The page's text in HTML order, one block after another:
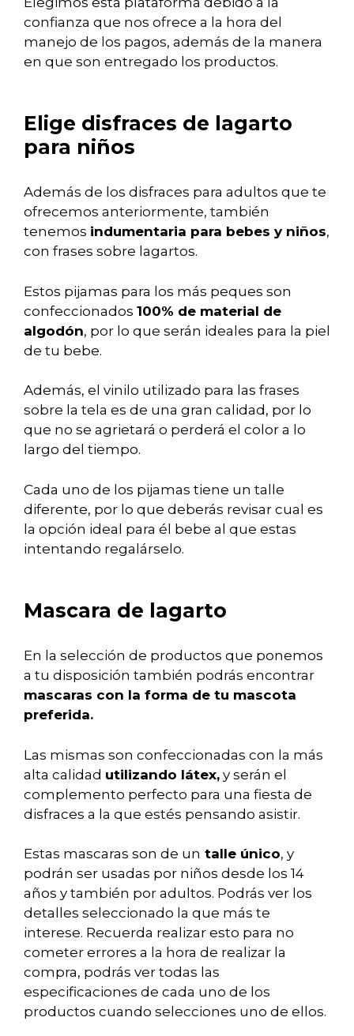
confianza que nos ofrece a la hora del
manejo de los pagos, además de la manera
en que son entregado los productos.
Elige disfraces de lagarto
para niños
Además de los disfraces para adultos que te
ofrecemos anteriormente, también
tenemos indumentaria para bebes y niños,
con frases sobre lagartos.
Estos pijamas para los más peques son
confeccionados 100% de material de
algodón, por lo que serán ideales para la piel
de tu bebe.
Además, el vinilo utilizado para las frases
sobre la tela es de una gran calidad, por lo
que no se agrietará o perderá el color a lo
largo del tiempo.
Cada uno de los pijamas tiene un talle
diferente, por lo que deberás revisar cual es
la opción ideal para él bebe al que estas
intentando regalárselo.
Mascara de lagarto
En la selección de productos que ponemos
a tu disposición también podrás encontrar
mascaras con la forma de tu mascota
preferida.
Las mismas son confeccionadas con la más
alta calidad utilizando látex, y serán el
complemento perfecto para una fiesta de
disfraces a la que estés pensando asistir.
Estas mascaras son de un talle único, y
podrán ser usadas por niños desde los 14
años y también por adultos. Podrás ver los
detalles seleccionado la que más te
interese. Recuerda realizar esto para no
cometer errores a la hora de realizar la
compra, podrás ver todas las
especificaciones de cada uno de los
productos cuando selecciones uno de ellos.